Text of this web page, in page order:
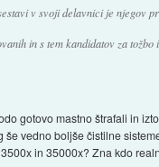
v svoji delavnici je njegov
in s tem kandidatov za
gotovo mastno štrafali in
še vedno boljše čistilne
in 35000x? Zna kdo